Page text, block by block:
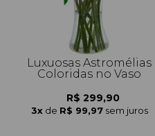
Luxuosas Astromélias
Coloridas no Vaso
R$ 299,90
3x de R$ 99,97 sem juros